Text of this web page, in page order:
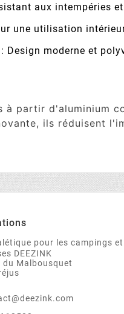
aux intempéries
une utilisation
: Design moderne et
à partir d'aluminium
ils réduisent
pour les campings
DEEZINK
du Malbousquet